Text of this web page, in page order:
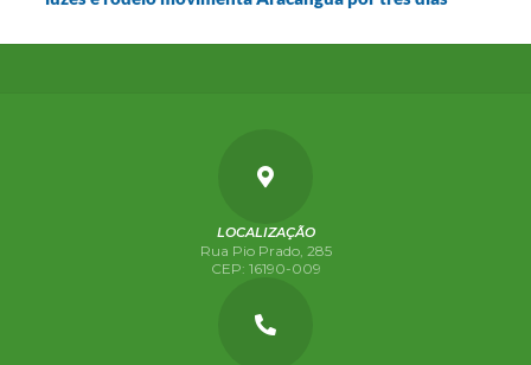
LOCALIZAÇÃO
Rua Pio Prado, 285
CEP: 16190-009